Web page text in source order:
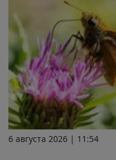
6 августа 2026 | 11:54